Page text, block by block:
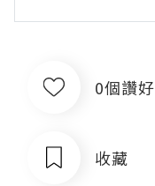
0個讚好
收藏